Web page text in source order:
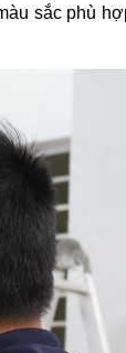
sắc phù